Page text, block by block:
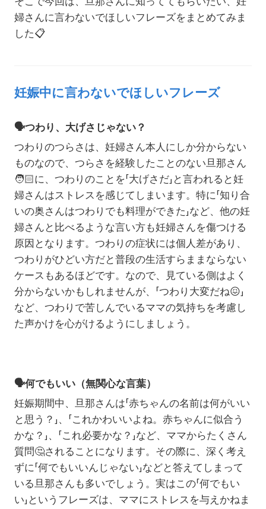
婦さんに言わないでほしいフレーズをまとめてみま
した📋
妊娠中に言わないでほしいフレーズ
🗣️つわり、大げさじゃない？
つわりのつらさは、妊婦さん本人にしか分からない
ものなので、つらさを経験したことのない旦那さん
🧑🏻に、つわりのことを「大げさだ」と言われると妊
婦さんはストレスを感じてしまいます。特に「知り合
いの奥さんはつわりでも料理ができた」など、他の妊
婦さんと比べるような言い方も妊婦さんを傷つける
原因となります。つわりの症状には個人差があり、
つわりがひどい方だと普段の生活すらままならない
ケースもあるほどです。なので、見ている側はよく
分からないかもしれませんが、「つわり大変だね😖」
など、つわりで苦しんでいるママの気持ちを考慮し
た声かけを心がけるようにしましょう。
🗣️何でもいい（無関心な言葉）
妊娠期間中、旦那さんは「赤ちゃんの名前は何がいい
と思う？」、「これかわいいよね。赤ちゃんに似合う
かな？」、「これ必要かな？」など、ママからたくさん
質問🤔されることになります。その際に、深く考え
ずに「何でもいいんじゃない」などと答えてしまって
いる旦那さんも多いでしょう。実はこの「何でもい
い」というフレーズは、ママにストレスを与えかねま